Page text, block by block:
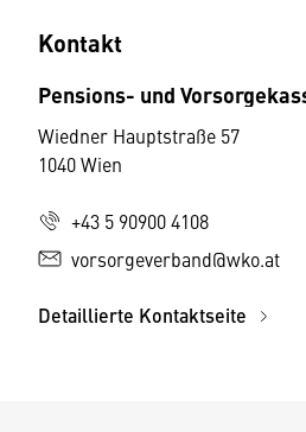
Kontakt
Pensions- und
Wiedner Hauptstraße 57
1040 Wien
+43 5 90900 4108
vorsorgeverband@wko.at
Detaillierte Kontaktseite